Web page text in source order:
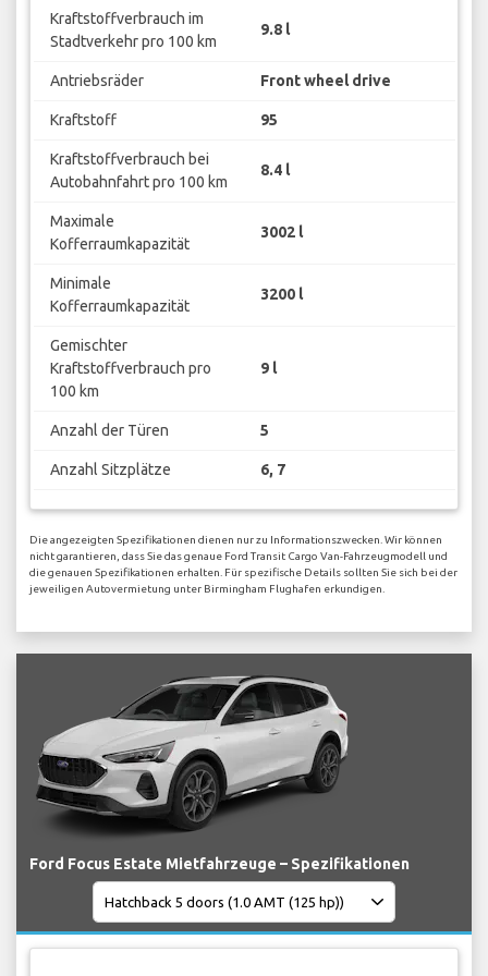
Kraftstoffverbrauch im
Stadtverkehr pro 100 km
9.8 l
Antriebsräder Front wheel drive
Kraftstoff 95
Kraftstoffverbrauch bei
Autobahnfahrt pro 100 km
8.4 l
Maximale
Kofferraumkapazität
3002 l
Minimale
Kofferraumkapazität
3200 l
Gemischter
Kraftstoffverbrauch pro
100 km
9 l
Anzahl der Türen 5
Anzahl Sitzplätze 6, 7
Die angezeigten Spezifikationen dienen nur zu Informationszwecken. Wir können
nicht garantieren, dass Sie das genaue Ford Transit Cargo Van-Fahrzeugmodell und
die genauen Spezifikationen erhalten. Für spezifische Details sollten Sie sich bei der
jeweiligen Autovermietung unter Birmingham Flughafen erkundigen.
Ford Focus Estate Mietfahrzeuge – Spezifikationen